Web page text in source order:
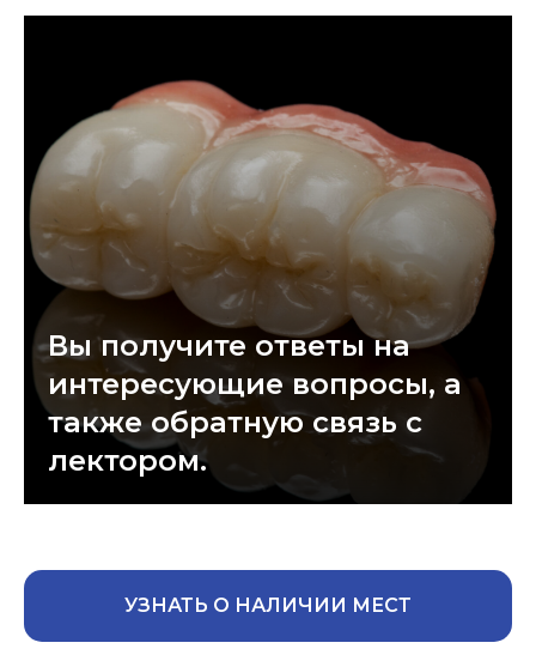
Вы получите ответы на
интересующие вопросы, а
также обратную связь с
лектором.
УЗНАТЬ О НАЛИЧИИ МЕСТ